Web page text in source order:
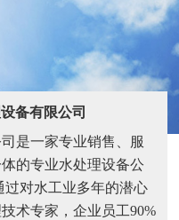
备有限公司
是一家专业销售、服
的专业水处理设备公
对水工业多年的潜心
术专家，企业员工90%